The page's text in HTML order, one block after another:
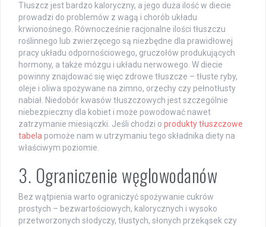
Tłuszcz jest bardzo kaloryczny, a jego duża ilość w diecie
prowadzi do problemów z wagą i chorób układu
krwionośnego. Równocześnie racjonalne ilości tłuszczu
roślinnego lub zwierzęcego są niezbędne dla prawidłowej
pracy układu odpornościowego, gruczołów produkujących
hormony, a także mózgu i układu nerwowego. W diecie
powinny znajdować się więc zdrowe tłuszcze – tłuste ryby,
oleje i oliwa spożywane na zimno, orzechy czy pełnotłusty
nabiał. Niedobór kwasów tłuszczowych jest szczególnie
niebezpieczny dla kobiet i może powodować nawet
zatrzymanie miesiączki. Jeśli chodzi o produkty tłuszczowe
tabela pomoże nam w utrzymaniu tego składnika diety na
właściwym poziomie.
3. Ograniczenie węglowodanów
Bez wątpienia warto ograniczyć spożywanie cukrów
prostych – bezwartościowych, kalorycznych i wysoko
przetworzonych słodyczy, tłustych, słonych przekąsek czy